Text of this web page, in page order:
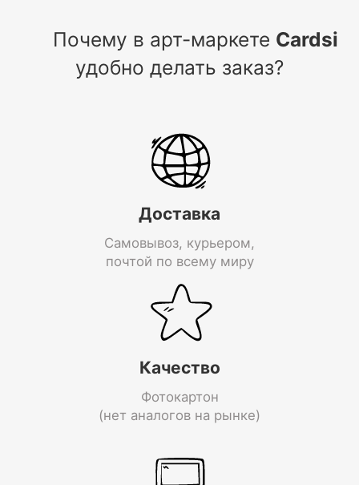
Почему в арт-маркете Cardsi
удобно делать заказ?
Доставка
Самовывоз, курьером,
почтой по всему миру
Качество
Фотокартон
(нет аналогов на рынке)